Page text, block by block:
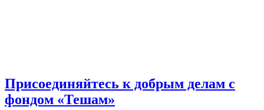
Присоединяйтесь к добрым делам с
фондом «Тешам»